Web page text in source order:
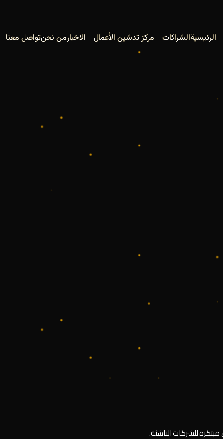
الرئيسيةالشراكات مركز تدشين الأعمال الاخبارمن نحنتواصل معنا
للشركات الناشئة.